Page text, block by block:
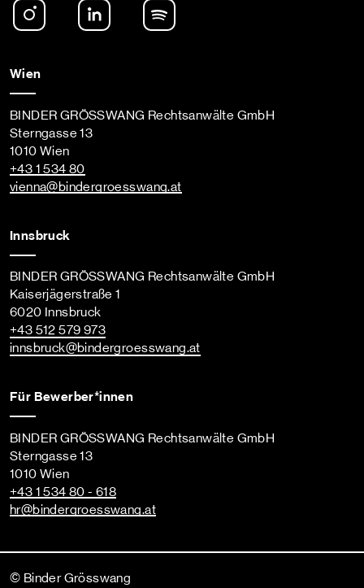
Instagram LinkedIn
Wien
BINDER GRÖSSWANG Rechtsanwälte GmbH
Sterngasse 13
1010 Wien
+43 1 534 80
vienna@bindergroesswang.at
Innsbruck
BINDER GRÖSSWANG Rechtsanwälte GmbH
Kaiserjägerstraße 1
6020 Innsbruck
+43 512 579 973
innsbruck@bindergroesswang.at
Für Bewerber*innen
BINDER GRÖSSWANG Rechtsanwälte GmbH
Sterngasse 13
1010 Wien
+43 1 534 80 - 618
hr@bindergroesswang.at
© Binder Grösswang